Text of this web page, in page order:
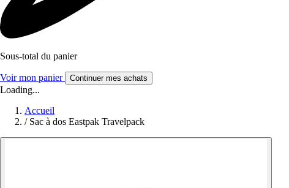
Sous-total du panier
Voir mon panier Continuer mes achats
Loading...
Accueil
/ Sac à dos Eastpak Travelpack